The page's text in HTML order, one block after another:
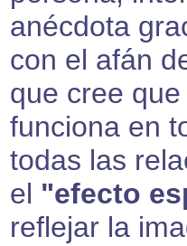
anécdota
con el afán
que cree
funciona en
todas las
el "efecto
reflejar la